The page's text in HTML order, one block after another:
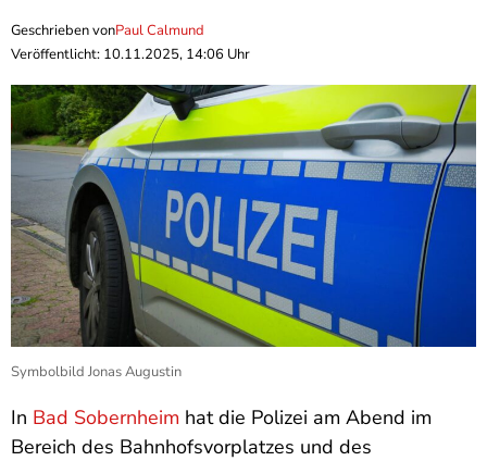
Geschrieben vonPaul Calmund
Veröffentlicht: 10.11.2025, 14:06 Uhr
Symbolbild Jonas Augustin
In Bad Sobernheim hat die Polizei am Abend im
Bereich des Bahnhofsvorplatzes und des